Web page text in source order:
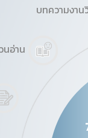
บทความงาน
นอ่าน